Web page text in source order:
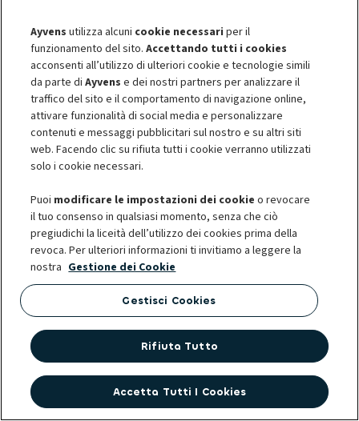
Larghezza 1,87 metri
Altezza 1,65 metri
Bagagliaio 558/1721 litri
Motori Plug-in hybrid/benzina
Potenza 265 cv
Consumi 1,4 l/100 km
Emissioni CO2 31 g/Km
Ayvens utilizza alcuni cookie necessari per il
funzionamento del sito.Accettando tutti i cookies
acconsenti all’utilizzo di ulteriori cookie e tecnologie simili
da parte diAyvens e dei nostri partners per analizzare il
traffico del sito e il comportamento di navigazione online,
attivare funzionalità di social media e personalizzare
contenuti e messaggi pubblicitari sul nostro e su altri siti
web. Facendo clic su rifiuta tutti i cookie verranno utilizzati
solo i cookie necessari.
Puoi modificare le impostazioni dei cookie o revocare
il tuo consenso in qualsiasi momento, senza che ciò
pregiudichi la liceità dell’utilizzo dei cookies prima della
revoca. Per ulteriori informazioni ti invitiamo a leggere la
nostra Gestione dei Cookie
Gestisci Cookies
Rifiuta Tutto
Accetta Tutti I Cookies